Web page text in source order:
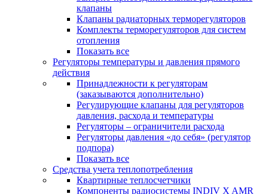
клапаны
Клапаны радиаторных терморегуляторов
Комплекты терморегуляторов для систем
отопления
Показать все
Регуляторы температуры и давления прямого
действия
Принадлежности к регуляторам
(заказываются дополнительно)
Регулирующие клапаны для регуляторов
давления, расхода и температуры
Регуляторы – ограничители расхода
Регуляторы давления «до себя» (регулятор
подпора)
Показать все
Средства учета теплопотребления
Квартирные теплосчетчики
Компоненты радиосистемы INDIV X AMR